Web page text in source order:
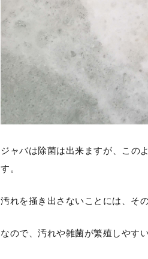
ジャバは除菌は出来ますが、この
す。
汚れを掻き出さないことには、そ
なので、汚れや雑菌が繁殖しやす